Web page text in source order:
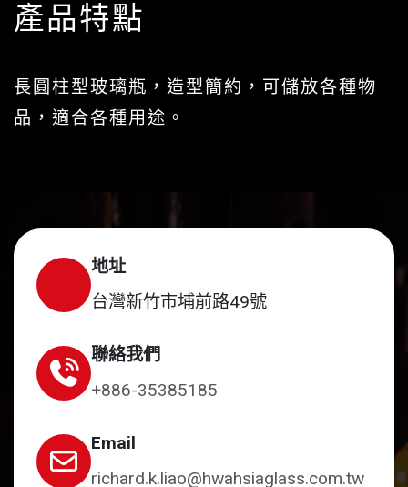
產品特點
長圓柱型玻璃瓶，造型簡約，可儲放各種物
品，適合各種用途。
地址
台灣新竹市埔前路49號
聯絡我們
+886-35385185
Email
richard.k.liao@hwahsiaglass.com.tw